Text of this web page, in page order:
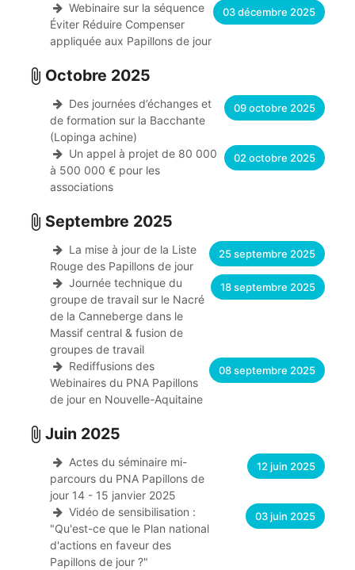
Webinaire sur la séquence
Éviter Réduire Compenser
appliquée aux Papillons de jour
03 décembre 2025
attach_file Octobre 2025
Des journées d’échanges et
de formation sur la Bacchante
(Lopinga achine)
09 octobre 2025
Un appel à projet de 80 000
à 500 000 € pour les
associations
02 octobre 2025
attach_file Septembre 2025
La mise à jour de la Liste
Rouge des Papillons de jour
25 septembre 2025
Journée technique du
groupe de travail sur le Nacré
de la Canneberge dans le
Massif central & fusion de
groupes de travail
18 septembre 2025
Rediffusions des
Webinaires du PNA Papillons
de jour en Nouvelle-Aquitaine
08 septembre 2025
attach_file Juin 2025
Actes du séminaire mi-
parcours du PNA Papillons de
jour 14 - 15 janvier 2025
12 juin 2025
Vidéo de sensibilisation :
"Qu'est-ce que le Plan national
d'actions en faveur des
Papillons de jour ?"
03 juin 2025